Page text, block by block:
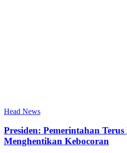
Head News
Presiden: Pemerintahan
Menghentikan Kebocoran